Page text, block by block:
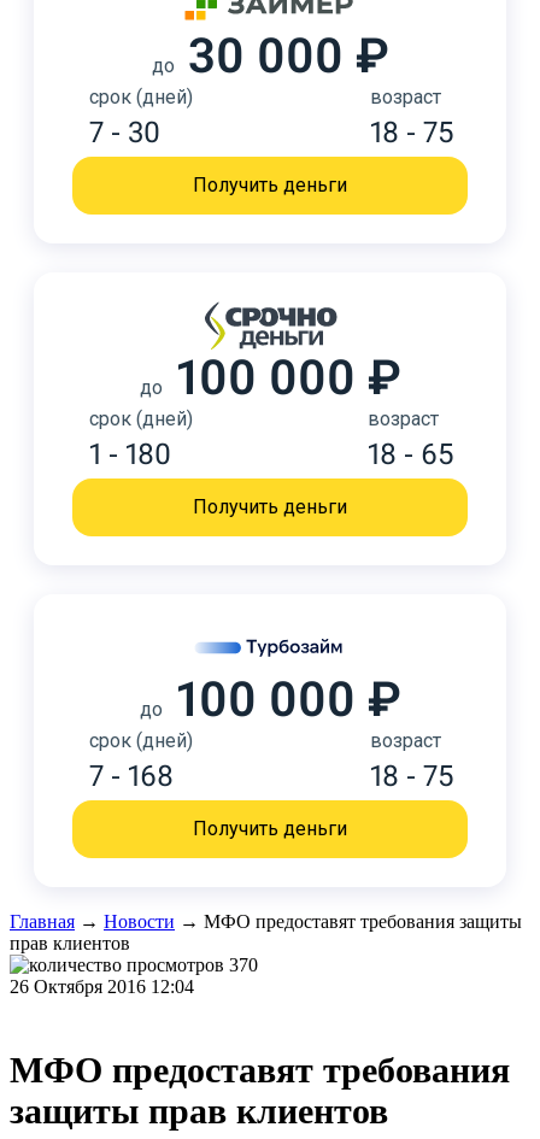
до 30 000 ₽
срок (дней)
7 - 30
возраст
18 - 75
Получить деньги
до 100 000 ₽
срок (дней)
1 - 180
возраст
18 - 65
Получить деньги
до 100 000 ₽
срок (дней)
7 - 168
возраст
18 - 75
Получить деньги
Главная → Новости → МФО предоставят требования защиты
прав клиентов
370
26 Октября 2016 12:04
МФО предоставят требования
защиты прав клиентов